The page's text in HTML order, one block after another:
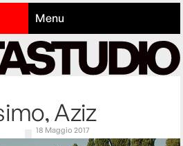
Menu
Aziz
18 Maggio 2017